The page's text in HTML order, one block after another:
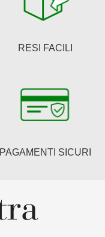
RESI FACILI
PAGAMENTI SICURI